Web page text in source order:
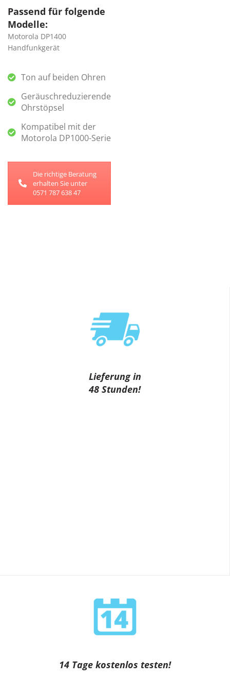
Passend für folgende
Modelle:
Motorola DP1400
Handfunkgerät
Ton auf beiden Ohren
Geräuschreduzierende
Ohrstöpsel
Kompatibel mit der
Motorola DP1000-Serie
Die richtige Beratung
erhalten Sie unter
0571 787 638 47
Lieferung in
48 Stunden!
14 Tage kostenlos testen!